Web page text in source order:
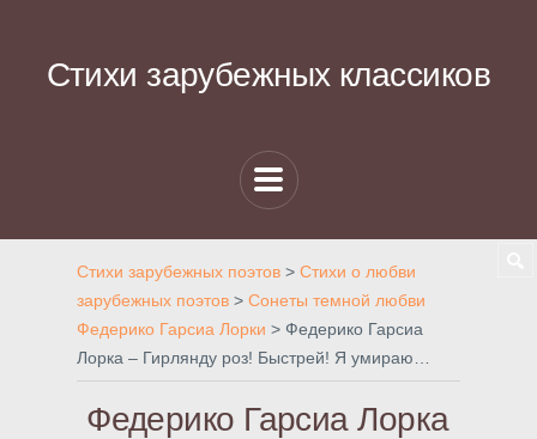
Стихи зарубежных классиков
Стихи зарубежных поэтов > Стихи о любви
зарубежных поэтов > Сонеты темной любви
Федерико Гарсиа Лорки > Федерико Гарсиа
Лорка – Гирлянду роз! Быстрей! Я умираю…
Федерико Гарсиа Лорка